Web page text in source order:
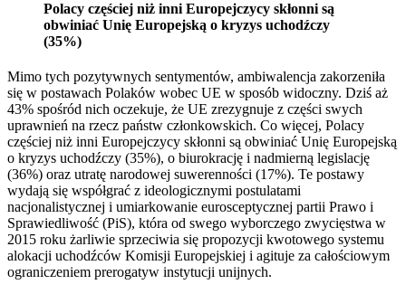
Polacy częściej niż inni Europejczycy skłonni są
obwiniać Unię Europejską o kryzys uchodźczy
(35%)
Mimo tych pozytywnych sentymentów, ambiwalencja zakorzeniła
się w postawach Polaków wobec UE w sposób widoczny. Dziś aż
43% spośród nich oczekuje, że UE zrezygnuje z części swych
uprawnień na rzecz państw członkowskich. Co więcej, Polacy
częściej niż inni Europejczycy skłonni są obwiniać Unię Europejską
o kryzys uchodźczy (35%), o biurokrację i nadmierną legislację
(36%) oraz utratę narodowej suwerenności (17%). Te postawy
wydają się współgrać z ideologicznymi postulatami
nacjonalistycznej i umiarkowanie eurosceptycznej partii Prawo i
Sprawiedliwość (PiS), która od swego wyborczego zwycięstwa w
2015 roku żarliwie sprzeciwia się propozycji kwotowego systemu
alokacji uchodźców Komisji Europejskiej i agituje za całościowym
ograniczeniem prerogatyw instytucji unijnych.